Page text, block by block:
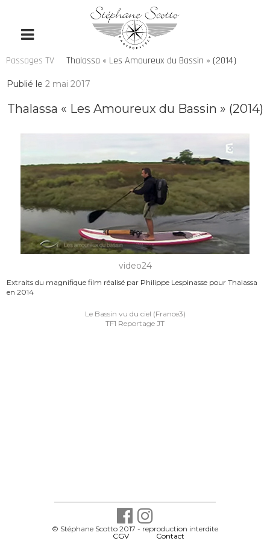
Passages TV Thalassa « Les Amoureux du Bassin » (2014)
Publié le2 mai 2017
Thalassa « Les Amoureux du Bassin » (2014)
video24
Extraits du magnifique film réalisé par Philippe Lespinasse pour Thalassa
en 2014
Navigation
de
l’article
Le Bassin vu du ciel (France3)
TF1 Reportage JT
© Stéphane Scotto 2017 - reproduction interdite
CGV Contact